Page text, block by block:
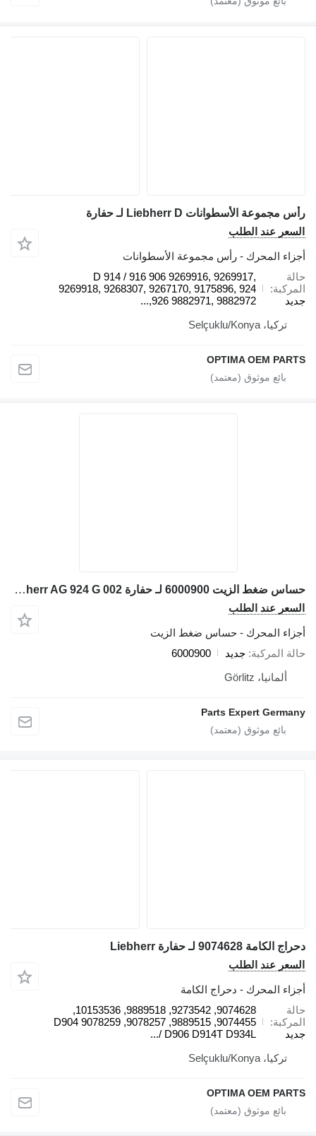
رأس مجموعة الأسطوانات Liebherr D لـ حفارة
السعر عند الطلب
أجزاء المحرك - رأس مجموعة الأسطوانات
حالة
المركبة
جديد
D 914 / 916 906 9269916, 9269917,
9269918, 9268307, 9267170, 9175896, 924
926 9882971, 9882972,...
تركيا، Selçuklu/Konya
OPTIMA OEM PARTS
حساس ضغط الزيت 6000900 لـ حفارة Liebherr AG 924 G 002
السعر عند الطلب
أجزاء المحرك - حساس ضغط الزيت
حالة المركبة جديد
6000900
ألمانيا، Görlitz
Parts Expert Germany
دحراج الكامة 9074628 لـ حفارة Liebherr
السعر عند الطلب
أجزاء المحرك - دحراج الكامة
حالة
المركبة
جديد
9074628, 9273542, 9889518, 10153536,
9074455, 9889515, 9078257, 9078259 D904
/ D906 D914T D934L...
تركيا، Selçuklu/Konya
OPTIMA OEM PARTS